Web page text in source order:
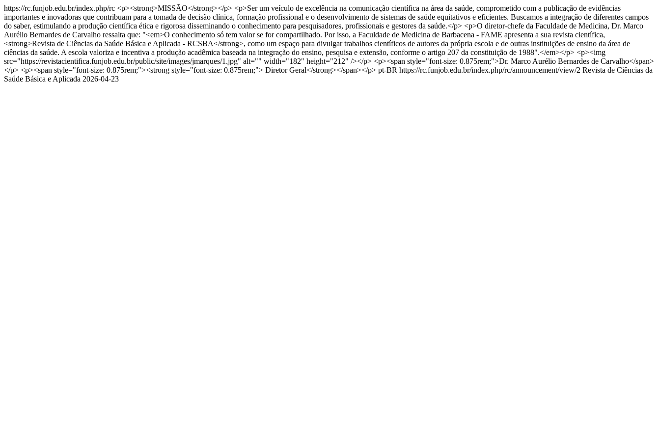
https://rc.funjob.edu.br/index.php/rc <p><strong>MISSÃO</strong></p> <p>Ser um veículo de excelência na comunicação científica na área da saúde, comprometido com a publicação de evidências
importantes e inovadoras que contribuam para a tomada de decisão clínica, formação profissional e o desenvolvimento de sistemas de saúde equitativos e eficientes. Buscamos a integração de diferentes campos
do saber, estimulando a produção científica ética e rigorosa disseminando o conhecimento para pesquisadores, profissionais e gestores da saúde.</p> <p>O diretor-chefe da Faculdade de Medicina, Dr. Marco
Aurélio Bernardes de Carvalho ressalta que: "<em>O conhecimento só tem valor se for compartilhado. Por isso, a Faculdade de Medicina de Barbacena - FAME apresenta a sua revista científica,
<strong>Revista de Ciências da Saúde Básica e Aplicada - RCSBA</strong>, como um espaço para divulgar trabalhos científicos de autores da própria escola e de outras instituições de ensino da área de
ciências da saúde. A escola valoriza e incentiva a produção acadêmica baseada na integração do ensino, pesquisa e extensão, conforme o artigo 207 da constituição de 1988".</em></p> <p><img
src="https://revistacientifica.funjob.edu.br/public/site/images/jmarques/1.jpg" alt="" width="182" height="212" /></p> <p><span style="font-size: 0.875rem;">Dr. Marco Aurélio Bernardes de Carvalho</span>
</p> <p><span style="font-size: 0.875rem;"><strong style="font-size: 0.875rem;"> Diretor Geral</strong></span></p> pt-BR https://rc.funjob.edu.br/index.php/rc/announcement/view/2 Revista de Ciências da
Saúde Básica e Aplicada 2026-04-23